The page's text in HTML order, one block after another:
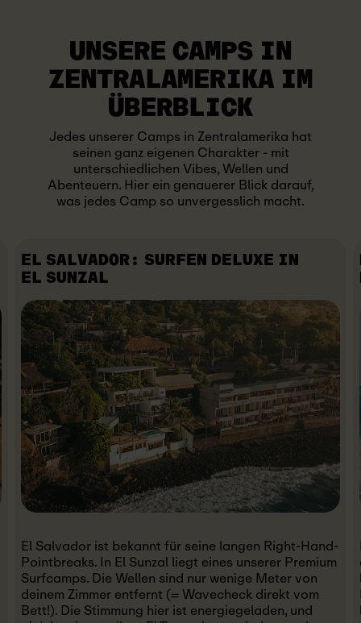
UNSERE CAMPS IN
ZENTRALAMERIKA IM
ÜBERBLICK
Jedes unserer Camps in Zentralamerika hat
seinen ganz eigenen Charakter - mit
unterschiedlichen Vibes, Wellen und
Abenteuern. Hier ein genauerer Blick darauf,
was jedes Camp so unvergesslich macht.
EL SALVADOR: SURFEN DELUXE IN
EL SUNZAL
El Salvador ist bekannt für seine langen Right-Hand-
Pointbreaks. In El Sunzal liegt eines unserer Premium
Surfcamps. Die Wellen sind nur wenige Meter von
deinem Zimmer entfernt (= Wavecheck direkt vom
Bett!). Die Stimmung hier ist energiegeladen, und